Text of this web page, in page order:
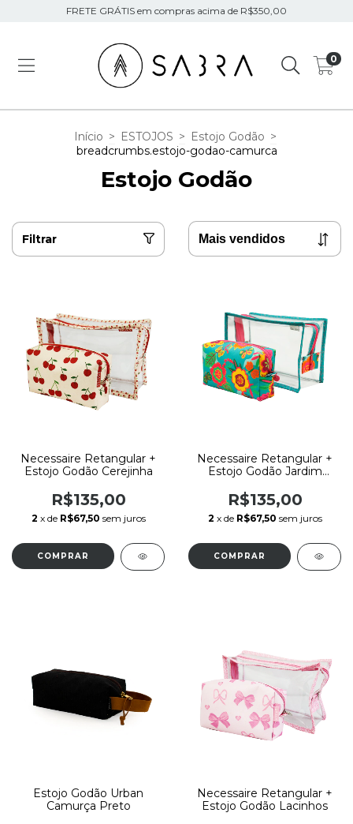
FRETE GRÁTIS em compras acima de R$350,00
0
Início > ESTOJOS > Estojo Godão >
breadcrumbs.estojo-godao-camurca
Estojo Godão
Filtrar
Necessaire Retangular +
Estojo Godão Cerejinha
R$135,00
2 x de R$67,50 sem juros
Necessaire Retangular +
Estojo Godão Jardim
R$135,00
2 x de R$67,50 sem juros
Estojo Godão Urban
Camurça Preto
Necessaire Retangular +
Estojo Godão Lacinhos